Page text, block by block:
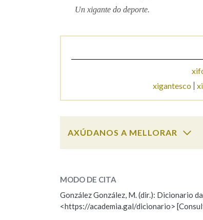
Un xigante do deporte.
xigantesco
AXÚDANOS A MELLORAR
ESCOLLE UNHA OPCIÓN:
Observación Hai un erro na
MODO DE CITA
González González, M. (dir.): Dicionario
<https://academia.gal/dicionario>